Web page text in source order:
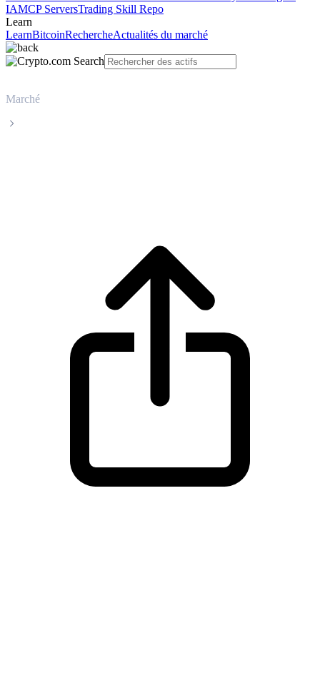
IAMCP ServersTrading Skill Repo
Learn
LearnBitcoinRechercheActualités du marché
Marché